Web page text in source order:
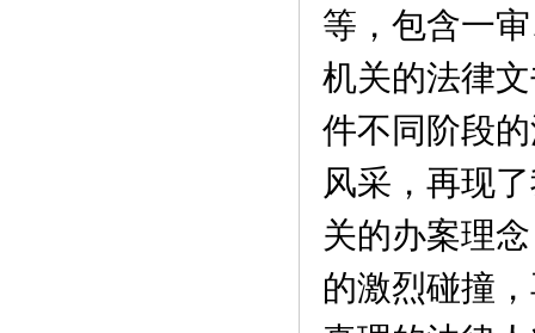
等，包含一
机关的法律
件不同阶段
风采，再现
关的办案理
的激烈碰撞